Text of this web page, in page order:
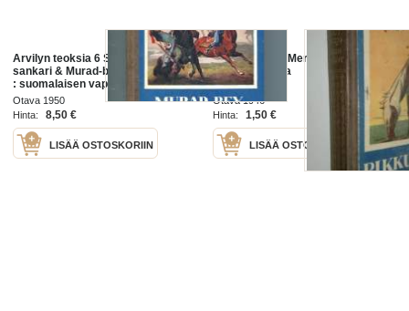
Arvilyn teoksia 6 Suomenlinnan
sankari & Murad-bey Raahen poika
: suomalaisen vapaustaistelijan
seikkailuja Kreikassa
Otava 1950
Hinta:
8,50 €
LISÄÄ OSTOSKORIIN
Pikku Veikko / Meren erakot ;
Arvilyn teoksia
Otava 1946
Hinta:
1,50 €
LISÄÄ OSTOSKORIIN